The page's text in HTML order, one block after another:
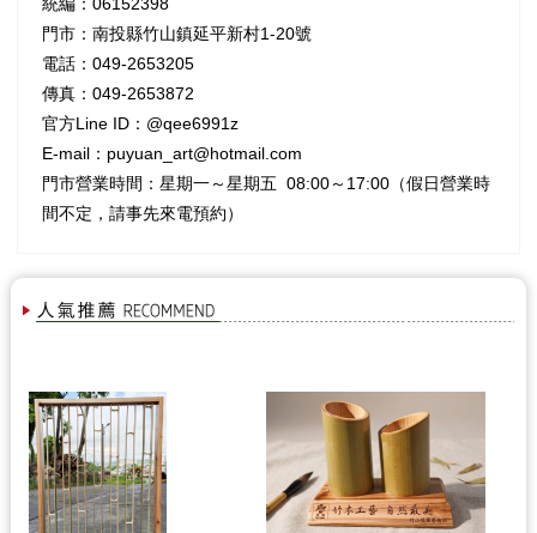
門市：南投縣竹山鎮延平新村1-20號
電話：049-2653205
傳真：049-2653872
官方Line ID：@qee6991z
E-mail：puyuan_art@hotmail.com
門市營業時間：星期一～星期五 08:00～17:00（假日營業時
間不定，請事先來電預約）